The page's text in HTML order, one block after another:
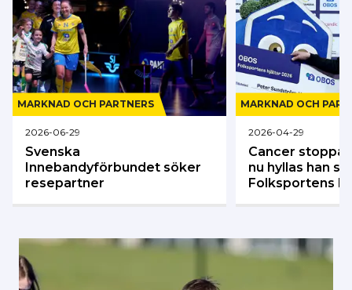
MARKNAD OCH PARTNERS
2026-06-29
Svenska
Innebandyförbundet söker
resepartner
MARKNAD OCH
2026-04-29
Cancer
nu hyllas han
Folksportens